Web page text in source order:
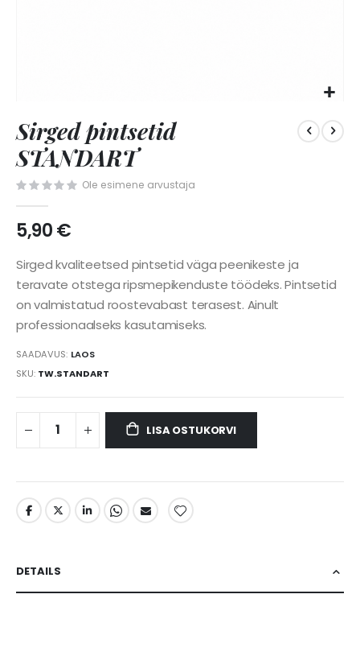
to
the
beginning
of
the
images
gallery
Sirged pintsetid
STANDART
Ole esimene arvustaja
5,90 €
Sirged kvaliteetsed pintsetid väga peenikeste ja
teravate otstega ripsmepikenduste töödeks. Pintsetid
on valmistatud roostevabast terasest. Ainult
professionaalseks kasutamiseks.
SAADAVUS: LAOS
SKU TW.STANDART
LISA OSTUKORVI
DETAILS